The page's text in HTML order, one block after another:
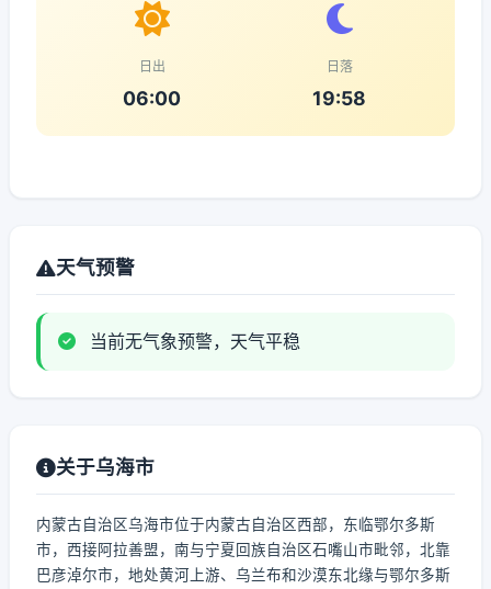
日出
06:00
日落
19:58
天气预警
当前无气象预警，天气平稳
关于乌海市
内蒙古自治区乌海市位于内蒙古自治区西部，东临鄂尔多斯
市，西接阿拉善盟，南与宁夏回族自治区石嘴山市毗邻，北靠
巴彦淖尔市，地处黄河上游、乌兰布和沙漠东北缘与鄂尔多斯